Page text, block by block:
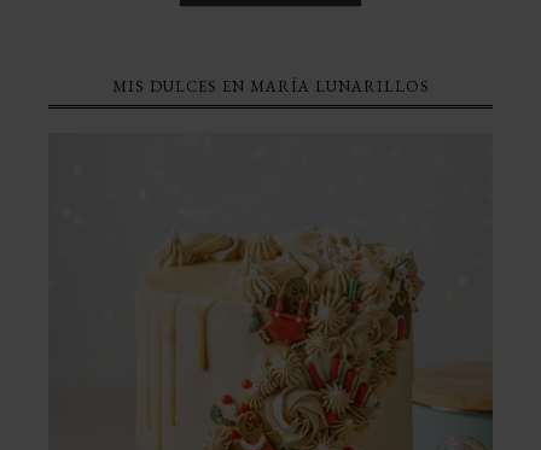
MIS DULCES EN MARÍA LUNARILLOS